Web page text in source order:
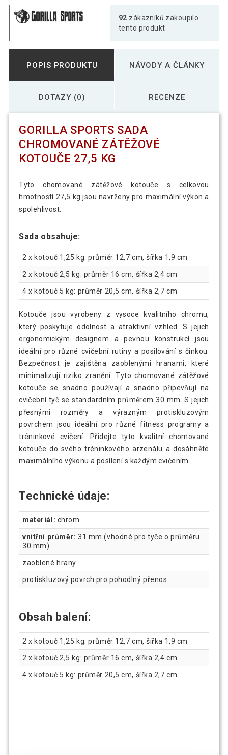
92 zákazníků zakoupilo
tento produkt
POPIS PRODUKTU NÁVODY A ČLÁNKY
DOTAZY (0) RECENZE
GORILLA SPORTS SADA
CHROMOVANÉ ZÁTĚŽOVÉ
KOTOUČE 27,5 KG
Tyto chomované zátěžové kotouče s celkovou
hmotností 27,5 kg jsou navrženy pro maximální výkon a
spolehlivost.
Sada obsahuje:
2 x kotouč 1,25 kg: průměr 12,7 cm, šířka 1,9 cm
2 x kotouč 2,5 kg: průměr 16 cm, šířka 2,4 cm
4 x kotouč 5 kg: průměr 20,5 cm, šířka 2,7 cm
Kotouče jsou vyrobeny z vysoce kvalitního chromu,
který poskytuje odolnost a atraktivní vzhled. S jejich
ergonomickým designem a pevnou konstrukcí jsou
ideální pro různé cvičební rutiny a posilování s činkou.
Bezpečnost je zajištěna zaoblenými hranami, které
minimalizují riziko zranění. Tyto chomované zátěžové
kotouče se snadno používají a snadno připevňují na
cvičební tyč se standardním průměrem 30 mm. S jejich
přesnými rozměry a výrazným protiskluzovým
povrchem jsou ideální pro různé fitness programy a
tréninkové cvičení. Přidejte tyto kvalitní chomované
kotouče do svého tréninkového arzenálu a dosáhněte
maximálního výkonu a posílení s každým cvičením.
Technické údaje:
materiál: chrom
vnitřní průměr: 31 mm (vhodné pro tyče o průměru
30 mm)
zaoblené hrany
protiskluzový povrch pro pohodlný přenos
Obsah balení:
2 x kotouč 1,25 kg: průměr 12,7 cm, šířka 1,9 cm
2 x kotouč 2,5 kg: průměr 16 cm, šířka 2,4 cm
4 x kotouč 5 kg: průměr 20,5 cm, šířka 2,7 cm